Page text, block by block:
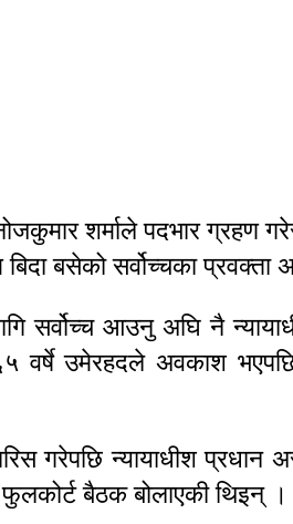
शर्माले पदभार ग्रहण
बसेको सर्वोच्चका प्रवक्ता
सर्वोच्च आउनु अघि नै
वर्षे उमेरहदले अवकाश
गरेपछि न्यायाधीश
बैठक बोलाएकी थिइन् ।